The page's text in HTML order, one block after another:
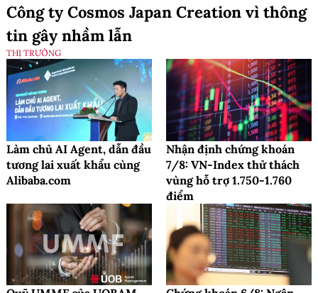
Công ty Cosmos Japan Creation vì thông
tin gây nhầm lẫn
THỊ TRƯỜNG
Làm chủ AI Agent, dẫn đầu
tương lai xuất khẩu cùng
Alibaba.com
Nhận định chứng khoán
7/8: VN-Index thử thách
vùng hỗ trợ 1.750-1.760
điểm